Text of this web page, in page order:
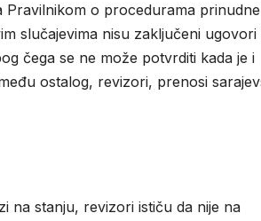
Pravilnikom o procedurama prinudne
slučajevima nisu zaključeni ugovori
čega se ne može potvrditi kada je i
ostalog, revizori, prenosi
na stanju, revizori ističu da nije na